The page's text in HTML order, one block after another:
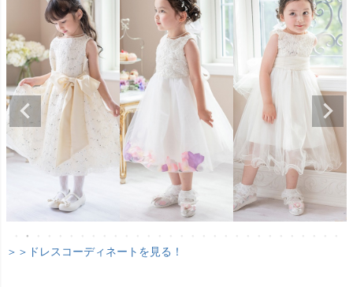
＞＞ドレスコーディネートを見る！